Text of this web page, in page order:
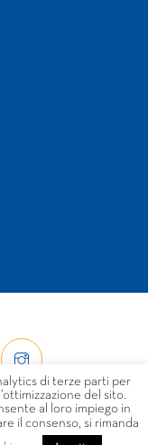
di terze parti per
del sito.
al loro impiego in
il consenso, si rimanda